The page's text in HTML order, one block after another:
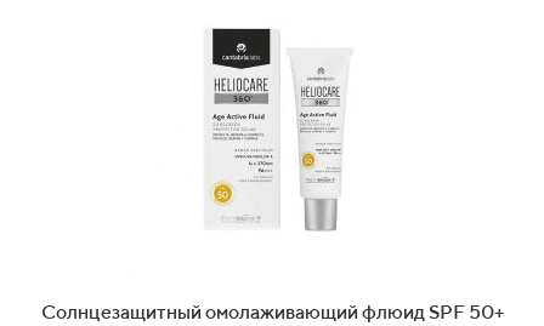
Солнцезащитный омолаживающий флюид SPF 50+